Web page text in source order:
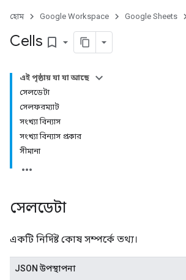
হোম Google Workspace Google Sheets
Cells bookmark_border
এই পৃষ্ঠায় যা যা আছে
সেলডেটা
সেলফরম্যাট
সংখ্যা বিন্যাস
সংখ্যা বিন্যাস প্রকার
সীমানা
সেলডেটা
একটি নির্দিষ্ট কোষ সম্পর্কে তথ্য।
JSON উপস্থাপনা